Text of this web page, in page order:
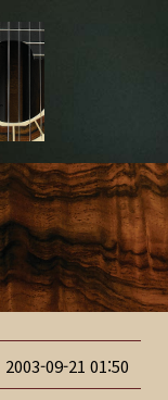
2003-09-21 01:50